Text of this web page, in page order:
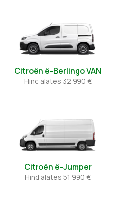
Citroën ë-Berlingo VAN
Hind alates 32 990 €
Citroën ë-Jumper
Hind alates51 990 €